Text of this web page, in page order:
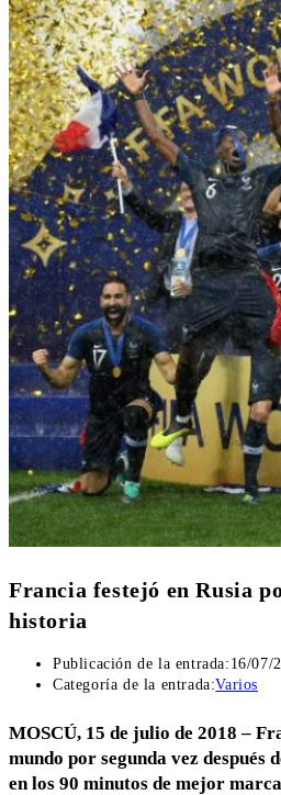
Francia festejó en Rusia
historia
Publicación de la entrada: 16/07/
Categoría de la entrada:Varios
MOSCÚ, 15 de julio de 2018 –
mundo por segunda vez
en los 90 minutos de mejor